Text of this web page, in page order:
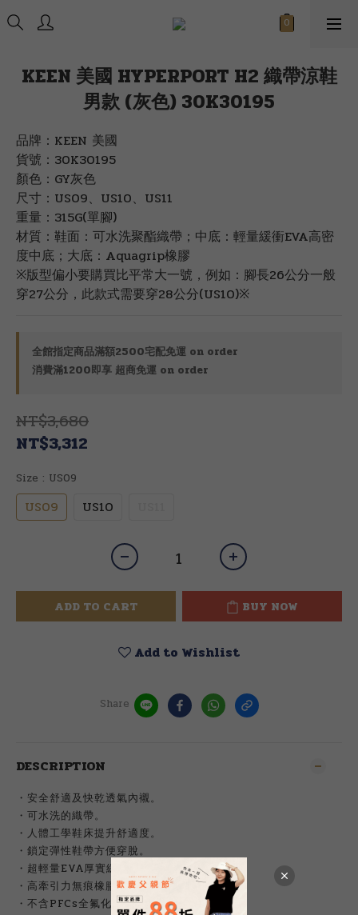
KEEN 美國 HYPERPORT H2 織帶涼鞋
男款 (灰色) 30K30195
品牌：KEEN 美國
貨號：30K30195
顏色：GY灰色
尺寸：US09、US10、US11
重量：315G(單腳)
材質：鞋面：可水洗聚酯織帶；中底：輕量緩衝EVA高密
度中底；大底：Aquagrip橡膠
※版型偏小要購買比平常大一號，例如：腳長26公分一般
穿27公分，此款式需要穿28公分(US10)※
全館指定商品滿額2500宅配免運 on order
消費滿1200即享 超商免運 on order
NT$3,680
NT$3,312
Size : US09
US09 US10
ADD TO CART BUY NOW
Add to Wishlist
Share
DESCRIPTION
・ 安全舒適及快乾透氣內襯。
・可水洗的織帶。
・ 人體工學鞋床提升舒適度。
・鎖定彈性鞋帶方便穿脫。
・ 超輕量EVA厚實緩衝中底。
・高牽引力無痕橡膠大底。
・ 不含PFCs全氟化合物。